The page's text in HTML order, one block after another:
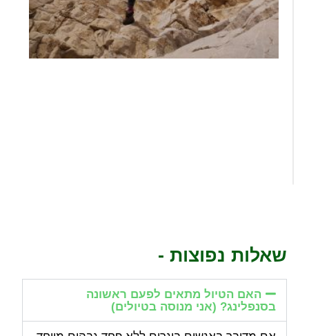
שאלות נפוצות -
האם הטיול מתאים לפעם ראשונה
בסנפלינג? (אני מנוסה בטיולים)